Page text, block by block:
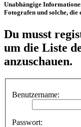
Unabhängige
Fotografen und solche, die
Du musst
um die Liste
anzuschauen.
Benutzername:
Passwort: